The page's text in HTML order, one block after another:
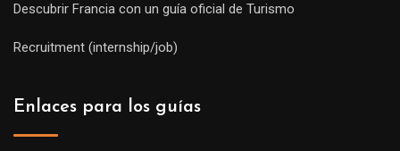
Descubrir Francia con un guía oficial de Turismo
Recruitment (internship/job)
Enlaces para los guías